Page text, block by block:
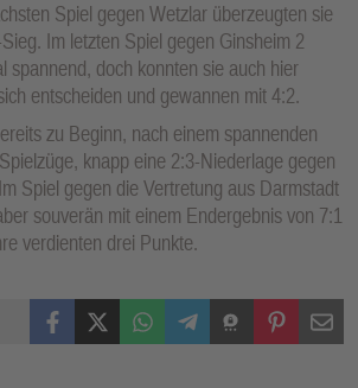
Spiel gegen Wetzlar überzeugten sie
Im letzten Spiel gegen Ginsheim 2
spannend, doch konnten sie auch hier
entscheiden und gewannen mit 4:2.
zu Beginn, nach einem spannenden
knapp eine 2:3-Niederlage gegen
Spiel gegen die Vertretung aus Darmstadt
souverän mit einem Endergebnis von 7:1
verdienten drei Punkte.
FacebookX (Twitter)WhatsAppTelegramThreemaPinterestMail